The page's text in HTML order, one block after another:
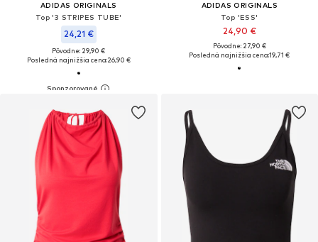
ADIDAS ORIGINALS
Top '3 STRIPES TUBE'
24,21 €
Pôvodne: 29,90 €
Posledná najnižšia cena:26,90 €
ADIDAS ORIGINALS
Top 'ESS'
24,90 €
Pôvodne: 27,90 €
Posledná najnižšia cena:19,71 €